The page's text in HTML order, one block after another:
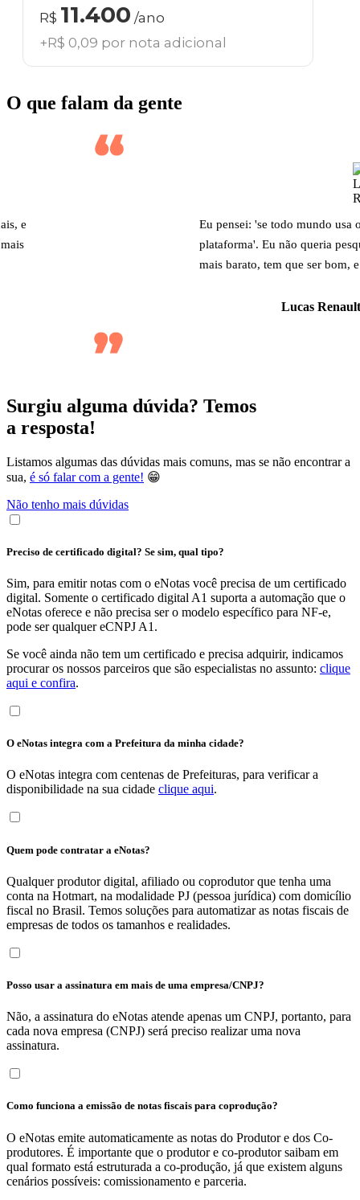
R$ 11.400 /ano
+R$ 0,09 por nota adicional
O que falam da gente
e
Eu pensei: 'se todo mundo usa
plataforma'. Eu não queria
mais barato, tem que ser bom,
Lucas
Surgiu alguma dúvida? Temos
a resposta!
Listamos algumas das dúvidas mais comuns, mas se não encontrar a
sua, é só falar com a gente! 😁
Não tenho mais dúvidas
Preciso de certificado digital? Se sim, qual tipo?
Sim, para emitir notas com o eNotas você precisa de um certificado
digital. Somente o certificado digital A1 suporta a automação que o
eNotas oferece e não precisa ser o modelo específico para NF-e,
pode ser qualquer eCNPJ A1.
Se você ainda não tem um certificado e precisa adquirir, indicamos
procurar os nossos parceiros que são especialistas no assunto: clique
aqui e confira.
O eNotas integra com a Prefeitura da minha cidade?
O eNotas integra com centenas de Prefeituras, para verificar a
disponibilidade na sua cidade clique aqui.
Quem pode contratar a eNotas?
Qualquer produtor digital, afiliado ou coprodutor que tenha uma
conta na Hotmart, na modalidade PJ (pessoa jurídica) com domicílio
fiscal no Brasil. Temos soluções para automatizar as notas fiscais de
empresas de todos os tamanhos e realidades.
Posso usar a assinatura em mais de uma empresa/CNPJ?
Não, a assinatura do eNotas atende apenas um CNPJ, portanto, para
cada nova empresa (CNPJ) será preciso realizar uma nova
assinatura.
Como funciona a emissão de notas fiscais para coprodução?
O eNotas emite automaticamente as notas do Produtor e dos Co-
produtores. É importante que o produtor e co-produtor saibam em
qual formato está estruturada a co-produção, já que existem alguns
cenários possíveis: comissionamento e parceria.